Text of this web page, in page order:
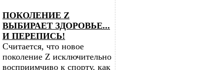
ПОКОЛЕНИЕ Z
ВЫБИРАЕТ ЗДОРОВЬЕ...
И ПЕРЕПИСЬ!
Считается, что новое
поколение Z исключительно
восприимчиво к спорту, как